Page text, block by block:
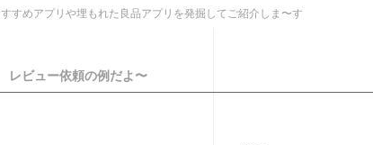
すめアプリや埋もれた良品アプリを発掘してご紹介しま〜す
レビュー依頼の例だよ〜